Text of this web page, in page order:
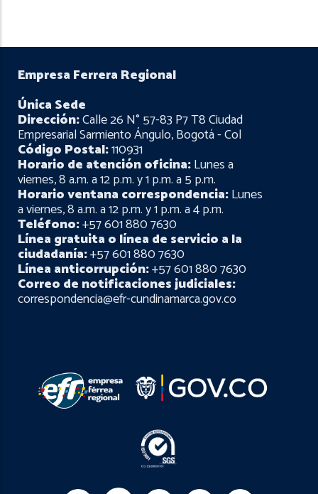
Empresa Ferrera Regional
Única Sede
Dirección:Calle 26 N° 57-83 P7 T8 Ciudad
Empresarial Sarmiento Ángulo, Bogotá - Col
Código Postal:110931
Horario de atención oficina:Lunes a
viernes, 8 a.m. a 12 p.m. y 1 p.m. a 5 p.m.
Horario ventana correspondencia:Lunes
a viernes, 8 a.m. a 12 p.m. y 1 p.m. a 4 p.m.
Teléfono:+57 601 880 7630
Línea gratuita o línea de servicio a la
ciudadanía:+57 601 880 7630
Línea anticorrupción:+57 601 880 7630
Correo de notificaciones judiciales:
correspondencia@efr-cundinamarca.gov.co